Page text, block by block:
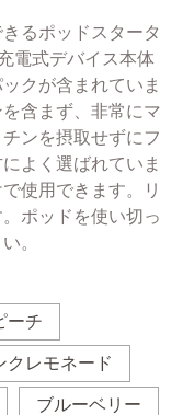
るポッドスタータ
電式デバイス本体
クが含まれていま
含まず、非常にマ
ンを摂取せずにフ
よく選ばれていま
使用できます。リ
ポッドを使い切っ
。
ーチ
クレモネード
ブルーベリー